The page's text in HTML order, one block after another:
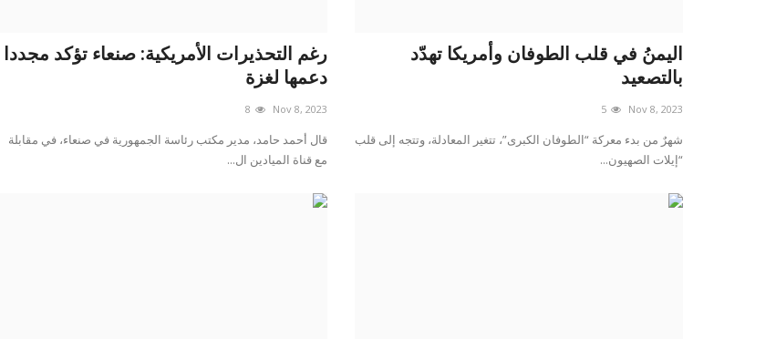
اليمنُ في قلب الطوفان وأمريكا تهدّد
بالتصعيد
Nov 8, 2023
5
شهرٌ من بدء معركة “الطوفان الكبرى”، تتغير المعادلة، وتتجه إلى قلب
“إيلات الصهيون...
رغم التحذيرات الأمريكية: صنعاء تؤكد مجددا
دعمها لغزة
Nov 8, 2023
8
قال أحمد حامد، مدير مكتب رئاسة الجمهورية في صنعاء، في مقابلة
مع قناة الميادين ال...